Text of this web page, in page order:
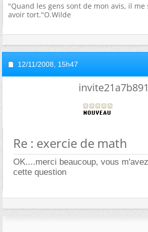
"Quand les gens sont de mon avis, il
avoir tort."O.Wilde
12/11/2008, 15h47
invite21a7b891
Re : exercie de math
OK....merci beaucoup, vous
cette question